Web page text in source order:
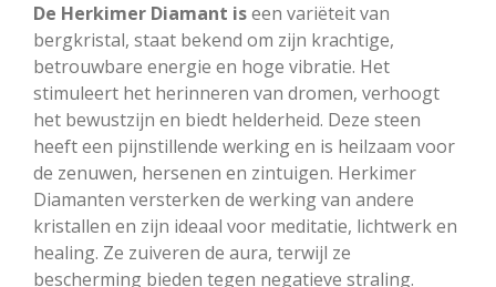
De Herkimer Diamant iseen variëteit van
bergkristal, staat bekend om zijn krachtige,
betrouwbare energie en hoge vibratie. Het
stimuleert het herinneren van dromen, verhoogt
het bewustzijn en biedt helderheid. Deze steen
heeft een pijnstillende werking en is heilzaam voor
de zenuwen, hersenen en zintuigen. Herkimer
Diamanten versterken de werking van andere
kristallen en zijn ideaal voor meditatie, lichtwerk en
healing. Ze zuiveren de aura, terwijl ze
bescherming bieden tegen negatieve straling.